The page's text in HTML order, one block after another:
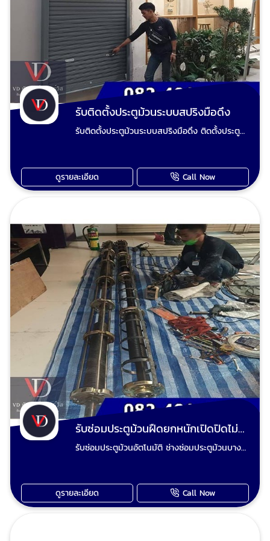
รับติดตั้งประตูม้วนระบบสปริงมือดึง
รับติดตั้งประตูม้วนระบบสปริงมือดึง ติดตั้งประตู
ใช้ วีดี ชัตเตอร์ งานยากงานไกล งานใหญ่งานเล็ก
ทีมงานช่างวี เต็มใจให้บริการเก็บงานเรียบร้อย ไม่
มั่วไม่ชุ่ย ไม่ฟันไม่แพง รับประกันคุณภาพทุกผลงาน
ทุกระบบและรับปรับปรุงประตูเหล็กม้วนเดิมทำสีใหม่
ตามชอบ รับรื้อประตูม้วนเก่าผุงพังเสียหาย และ
เปลี่ยนเป็นประตูม้วนใหม่ ขายอะไหล่ประตูม้วน ขาย
รีโมทประตูม้วน อะไหล่ประตูม้วน ทุกชนิด นัดช่าง
ประตูม้วนวัดหน้างาน ตีราคา โทร
: 0824014848 ช่างวี Line : 0824014848 เพจ
ร้านวีดี ชัตเตอร์ประตูม้วน
ดูรายละเอียด Call Now
รับซ่อมประตูม้วนฝืดยกหนักเปิดปิดไม่ลื่น
รับซ่อมประตูม้วนอัตโนมัติ ช่างซ่อมประตูม้วนบาง
ต้องการซ่อมแซมประตูม้วนในพื้นที่ บางบอน ไม่ว่า
จะเป็น ประตูม้วนไฟฟ้า ประตูม้วนอัตโนมัติ หรือ
ประตูม้วนมือดึง เราคือผู้ให้บริการที่คุณวางใจได้
ดูรายละเอียด Call Now